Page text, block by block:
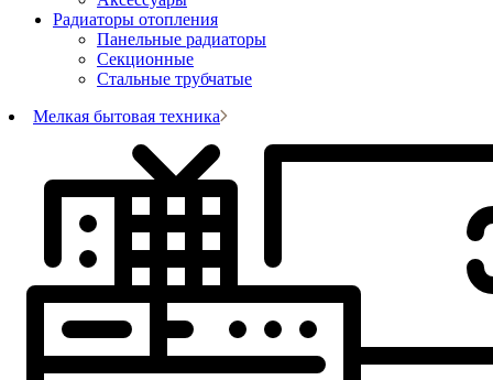
Радиаторы отопления
Панельные радиаторы
Секционные
Стальные трубчатые
Мелкая бытовая техника